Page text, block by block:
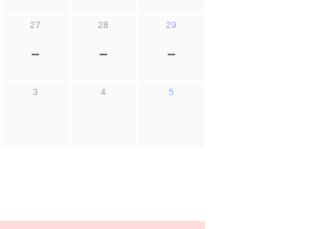
27
ー
28
ー
29
ー
3 4 5